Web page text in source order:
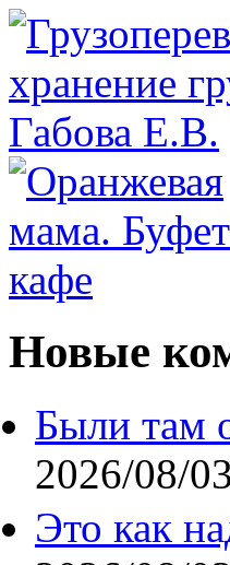
Новые
Были там
2026/08/
Это как